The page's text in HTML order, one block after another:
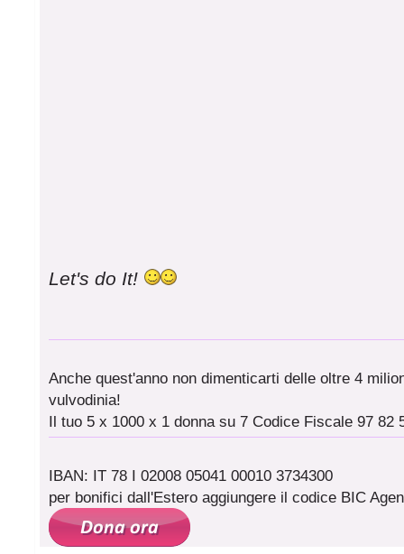
Let's do It!
Anche quest'anno non dimenticarti delle oltre 4
vulvodinia!
Il tuo 5 x 1000 x 1 donna su 7 Codice Fiscale 97 82
IBAN: IT 78 I 02008 05041 00010 3734300
per bonifici dall'Estero aggiungere il codice BIC